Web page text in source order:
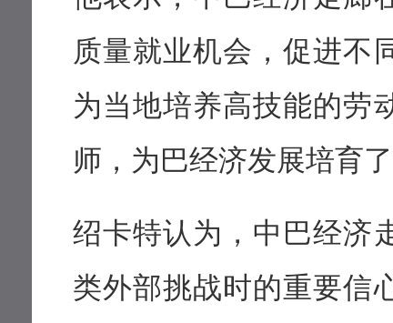
质量就业机会，促进不
为当地培养高技能的劳
师，为巴经济发展培育
绍卡特认为，中巴经济
类外部挑战时的重要信